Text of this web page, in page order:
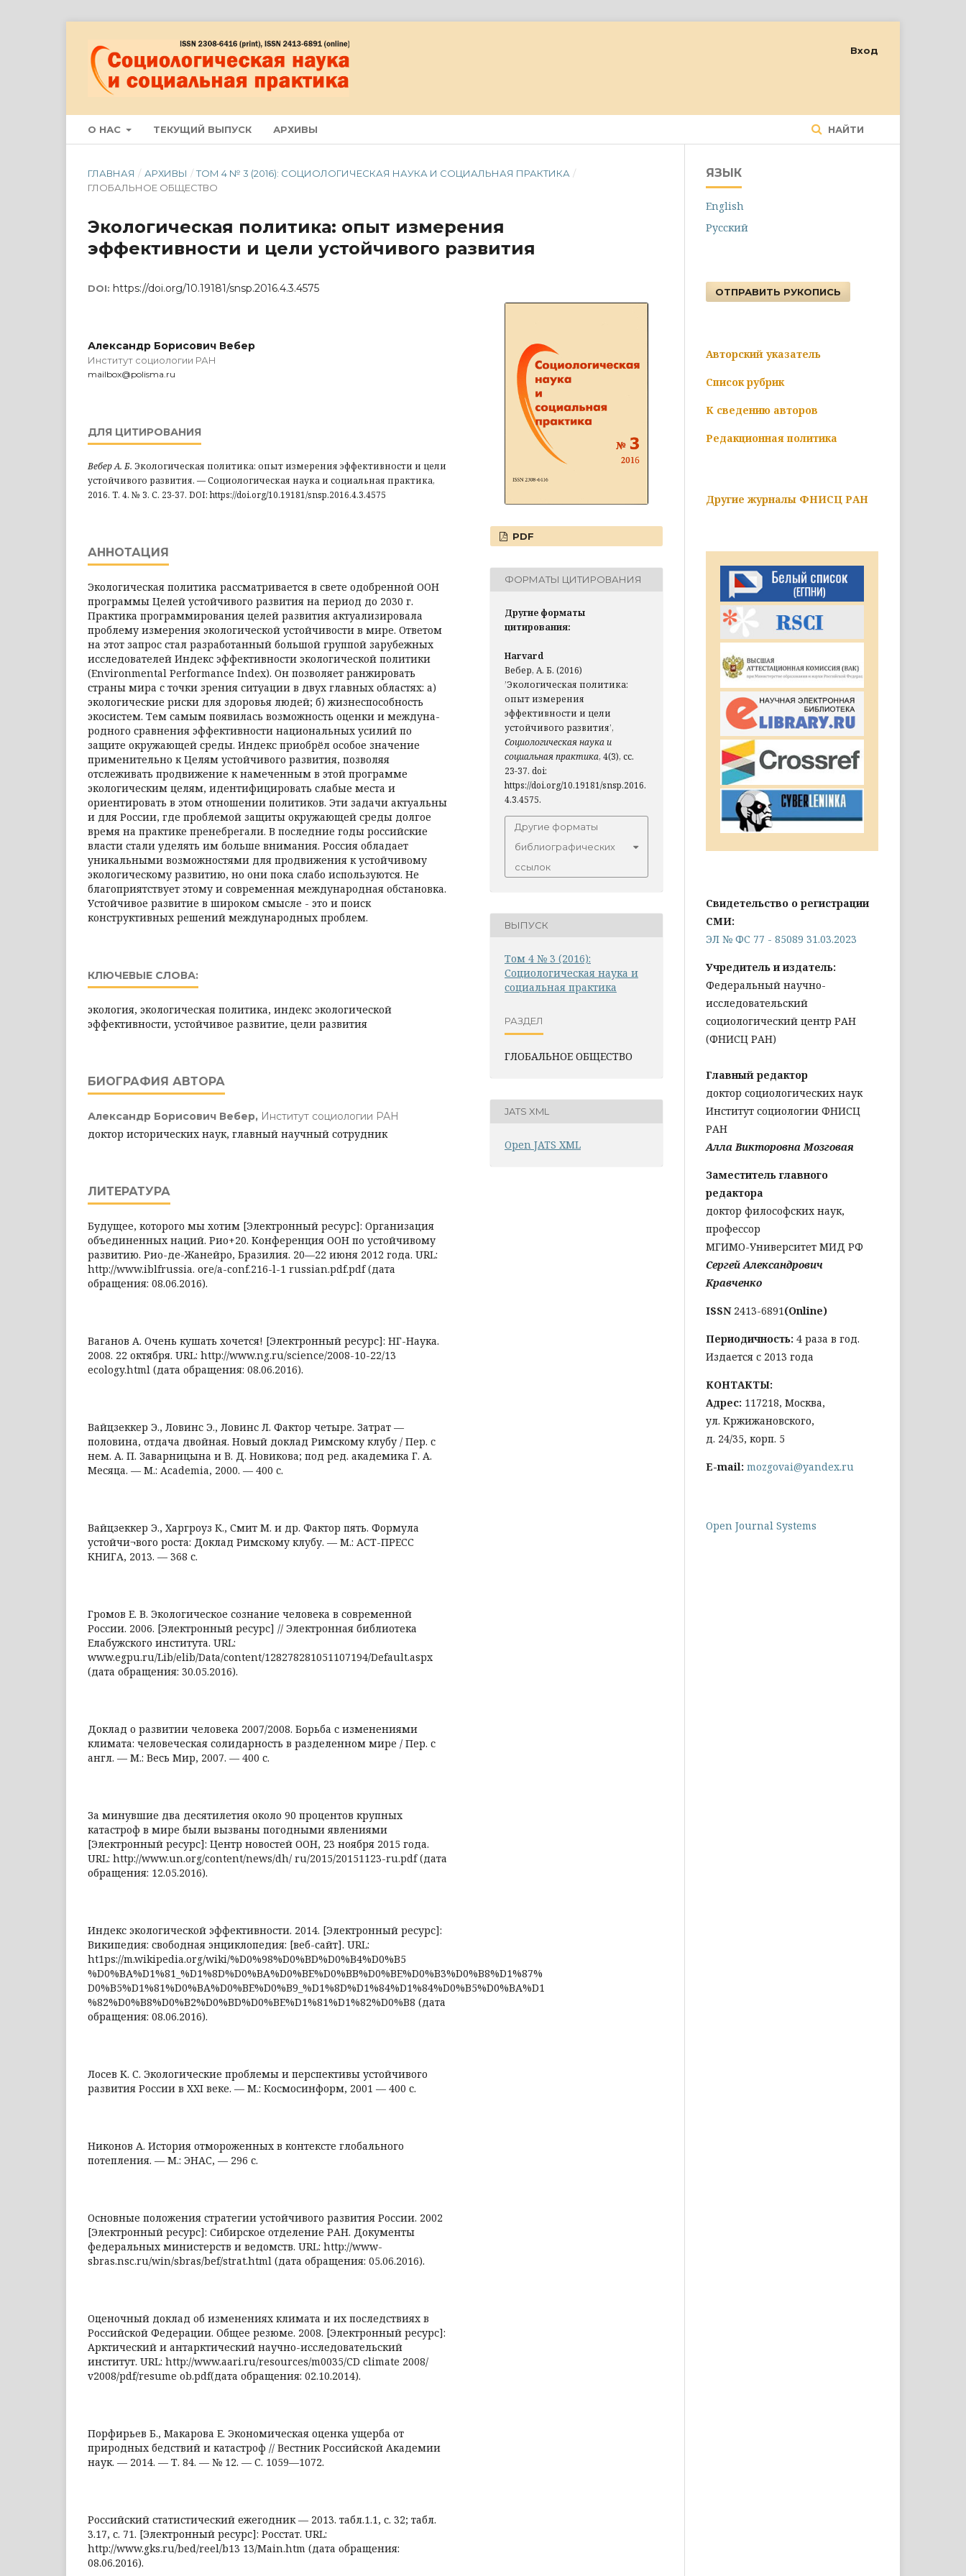
О НАС ТЕКУЩИЙ ВЫПУСК АРХИВЫ НАЙТИ
Вход
ГЛАВНАЯ / АРХИВЫ / ТОМ 4 № 3 (2016): СОЦИОЛОГИЧЕСКАЯ НАУКА И СОЦИАЛЬНАЯ ПРАКТИКА /
ГЛОБАЛЬНОЕ ОБЩЕСТВО
Экологическая политика: опыт измерения
эффективности и цели устойчивого развития
DOI: https://doi.org/10.19181/snsp.2016.4.3.4575
Александр Борисович Вебер
Институт социологии РАН
mailbox@polisma.ru
ДЛЯ ЦИТИРОВАНИЯ
Вебер А. Б. Экологическая политика: опыт измерения эффективности и цели
устойчивого развития. — Социологическая наука и социальная практика,
2016. Т. 4. № 3. С. 23-37. DOI: https://doi.org/10.19181/snsp.2016.4.3.4575
АННОТАЦИЯ
Экологическая политика рассматривается в свете одобренной ООН
программы Целей устойчивого развития на период до 2030 г.
Практика программирования целей развития актуализировала
проблему измерения экологической устойчивости в мире. Ответом
на этот за­прос стал разработанный большой группой зарубежных
исследователей Индекс эффективности экологической политики
(Environmental Performance Index). Он позволяет ранжировать
страны мира с точки зрения ситуации в двух главных областях: а)
экологические риски для здоровья людей; б) жизнеспособность
экосистем. Тем самым появилась возможность оценки и междуна­
родного сравнения эффективности национальных усилий по
защите окружающей среды. Индекс приобрёл особое значение
применительно к Целям устойчивого развития, позволяя
отслеживать продвижение к намеченным в этой программе
экологическим целям, идентифицировать слабые места и
ориентировать в этом отношении политиков. Эти задачи актуальны
и для России, где проблемой защиты окружающей среды долгое
время на практике пренебрегали. В последние годы российские
власти стали уделять им больше внимания. Россия обладает
уникальными воз­можностями для продвижения к устойчивому
экологическому развитию, но они пока слабо ис­пользуются. Не
благоприятствует этому и современная международная обстановка.
Устойчивое развитие в широком смысле - это и поиск
конструктивных решений международных проблем.
КЛЮЧЕВЫЕ СЛОВА:
экология, экологическая политика, индекс экологической
эффективности, устойчивое развитие, цели развития
БИОГРАФИЯ АВТОРА
Александр Борисович Вебер, Институт социологии РАН
доктор исторических наук, главный научный сотрудник
ЛИТЕРАТУРА
Будущее, которого мы хотим [Электронный ресурс]: Организация
объединенных наций. Рио+20. Конференция ООН по устойчивому
развитию. Рио-де-Жанейро, Бразилия. 20—22 июня 2012 года. URL:
http://www.iblfrussia. ore/a-conf.216-l-1 russian.pdf.pdf (дата
обращения: 08.06.2016).
Ваганов А. Очень кушать хочется! [Электронный ресурс]: НГ-Наука.
2008. 22 октября. URL: http://www.ng.ru/science/2008-10-22/13
ecology.html (дата обращения: 08.06.2016).
Вайцзеккер Э., Ловинс Э., Ловинс Л. Фактор четыре. Затрат —
половина, отдача двойная. Новый доклад Римскому клубу / Пер. с
нем. А. П. Заварницына и В. Д. Новикова; под ред. академика Г. А.
Месяца. — М.: Academia, 2000. — 400 с.
Вайцзеккер Э., Харгроуз К., Смит М. и др. Фактор пять. Формула
устойчи¬вого роста: Доклад Римскому клубу. — М.: АСТ-ПРЕСС
КНИГА, 2013. — 368 с.
Громов Е. В. Экологическое сознание человека в современной
России. 2006. [Электронный ресурс] // Электронная библиотека
Елабужского института. URL:
www.egpu.ru/Lib/elib/Data/content/128278281051107194/Default.aspx
(дата обращения: 30.05.2016).
Доклад о развитии человека 2007/2008. Борьба с изменениями
климата: человеческая солидарность в разделенном мире / Пер. с
англ. — М.: Весь Мир, 2007. — 400 с.
За минувшие два десятилетия около 90 процентов крупных
катастроф в мире были вызваны погодными явлениями
[Электронный ресурс]: Центр новостей ООН, 23 ноября 2015 года.
URL: http://www.un.org/content/news/dh/ ru/2015/20151123-ru.pdf (дата
обращения: 12.05.2016).
Индекс экологической эффективности. 2014. [Электронный ресурс]:
Википедия: свободная энциклопедия: [веб-сайт]. URL:
ht1ps://m.wikipedia.org/wiki/%D0%98%D0%BD%D0%B4%D0%B5
%D0%BA%D1%81_%D1%8D%D0%BA%D0%BE%D0%BB%D0%BE%D0%B3%D0%B8%D1%87%
D0%B5%D1%81%D0%BA%D0%BE%D0%B9_%D1%8D%D1%84%D1%84%D0%B5%D0%BA%D1
%82%D0%B8%D0%B2%D0%BD%D0%BE%D1%81%D1%82%D0%B8 (дата
обращения: 08.06.2016).
Лосев К. С. Экологические проблемы и перспективы устойчивого
развития России в XXI веке. — М.: Космосинформ, 2001 — 400 с.
Никонов А. История отмороженных в контексте глобального
потепления. — М.: ЭНАС, — 296 с.
Основные положения стратегии устойчивого развития России. 2002
[Электронный ресурс]: Сибирское отделение РАН. Документы
федеральных министерств и ведомств. URL: http://www-
sbras.nsc.ru/win/sbras/bef/strat.html (дата обращения: 05.06.2016).
Оценочный доклад об изменениях климата и их последствиях в
Российской Федерации. Общее резюме. 2008. [Электронный ресурс]:
Арктический и антарктический научно-исследовательский
институт. URL: http://www.aari.ru/resources/m0035/CD climate 2008/
v2008/pdf/resume ob.pdf(дата обращения: 02.10.2014).
Порфирьев Б., Макарова Е. Экономическая оценка ущерба от
природных бедствий и катастроф // Вестник Российской Академии
наук. — 2014. — Т. 84. — № 12. — С. 1059—1072.
Российский статистический ежегодник — 2013. табл.1.1, с. 32; табл.
3.17, с. 71. [Электронный ресурс]: Росстат. URL:
http://www.gks.ru/bed/reel/b13 13/Main.htm (дата обращения:
08.06.2016).
PDF
ФОРМАТЫ ЦИТИРОВАНИЯ
Другие форматы
цитирования:
Harvard
Вебер, А. Б. (2016)
’Экологическая политика:
опыт измерения
эффективности и цели
устойчивого развития’,
Социологическая наука и
социальная практика, 4(3), сс.
23-37. doi:
https://doi.org/10.19181/snsp.2016.
4.3.4575.
Другие форматы
библиографических
ссылок
ВЫПУСК
Том 4 № 3 (2016):
Социологическая наука и
социальная практика
РАЗДЕЛ
ГЛОБАЛЬНОЕ ОБЩЕСТВО
JATS XML
Open JATS XML
ЯЗЫК
English
Русский
ОТПРАВИТЬ РУКОПИСЬ
Авторский указатель
Список рубрик
К сведению авторов
Редакционная политика
Другие журналы ФНИСЦ РАН
Свидетельство о регистрации
СМИ:
ЭЛ № ФС 77 - 85089 31.03.2023
Учредитель и издатель:
Федеральный научно-
исследовательский
социологический центр РАН
(ФНИСЦ РАН)
Главный редактор
доктор социологических наук
Институт социологии ФНИСЦ
РАН
Алла Викторовна Мозговая
Заместитель главного
редактора
доктор философских наук,
профессор
МГИМО-Университет МИД РФ
Сергей Александрович
Кравченко
ISSN 2413-6891(Online)
Периодичность: 4 раза в год.
Издается с 2013 года
КОНТАКТЫ:
Адрес: 117218, Москва,
ул. Кржижановского,
д. 24/35, корп. 5
E-mail: mozgovai@yandex.ru
Open Journal Systems